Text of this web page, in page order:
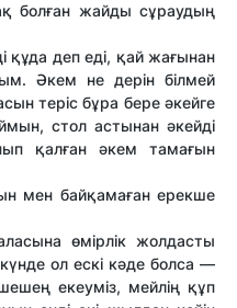
болған жайды сұраудың
құда деп еді, қай жағынан
Әкем не дерін білмей
теріс бұра бере әкейге
стол астынан әкейді
қалған әкем тамағын
мен байқамаған ерекше
өмірлік жолдасты
ол ескі кәде болса —
екеуміз, мейлің құп